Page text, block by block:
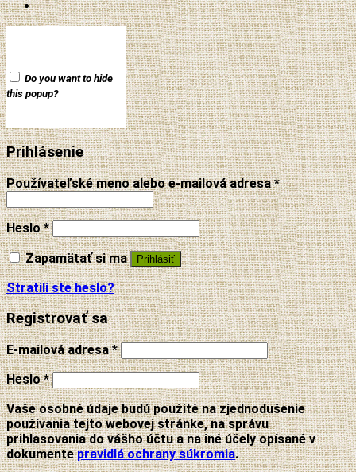
Do you want to hide
this popup?
Prihlásenie
Používateľské meno alebo e-mailová adresa*
Heslo*
Zapamätať si ma
Prihlásiť
Stratili ste heslo?
Registrovať sa
E-mailová adresa*
Heslo*
Vaše osobné údaje budú použité na zjednodušenie
používania tejto webovej stránke, na správu
prihlasovania do vášho účtu a na iné účely opísané v
dokumentepravidlá ochrany súkromia.